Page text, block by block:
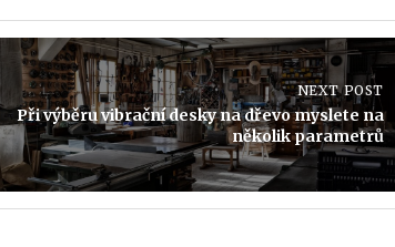
NEXT POST
Při výběru vibrační desky na dřevo myslete na
několik parametrů